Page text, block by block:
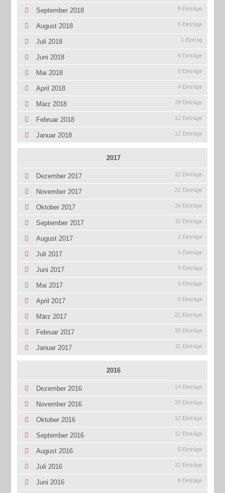
September 2018 9 Einträge
August 2018 5 Einträge
Juli 2018 1 Eintrag
Juni 2018 6 Einträge
Mai 2018 8 Einträge
April 2018 4 Einträge
März 2018 19 Einträge
Februar 2018 12 Einträge
Januar 2018 12 Einträge
2017
Dezember 2017 12 Einträge
November 2017 22 Einträge
Oktober 2017 16 Einträge
September 2017 11 Einträge
August 2017 2 Einträge
Juli 2017 5 Einträge
Juni 2017 9 Einträge
Mai 2017 5 Einträge
April 2017 5 Einträge
März 2017 21 Einträge
Februar 2017 18 Einträge
Januar 2017 11 Einträge
2016
Dezember 2016 14 Einträge
November 2016 33 Einträge
Oktober 2016 12 Einträge
September 2016 12 Einträge
August 2016 5 Einträge
Juli 2016 12 Einträge
Juni 2016 8 Einträge